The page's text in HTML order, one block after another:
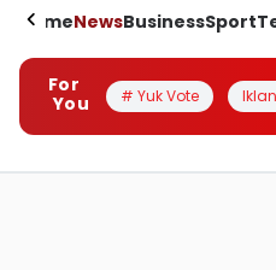
HomeNewsBusinessSport
For
You
# Yuk Vote